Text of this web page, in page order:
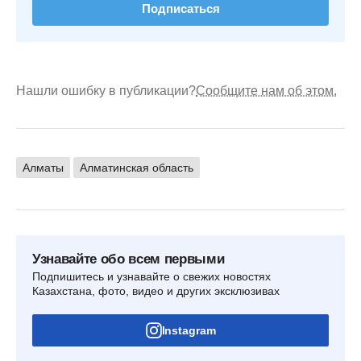
Подписаться
Нашли ошибку в публикации?Сообщите нам об этом.
Алматы Алматинская область
Узнавайте обо всем первыми
Подпишитесь и узнавайте о свежих новостях
Казахстана, фото, видео и других эксклюзивах
Instagram